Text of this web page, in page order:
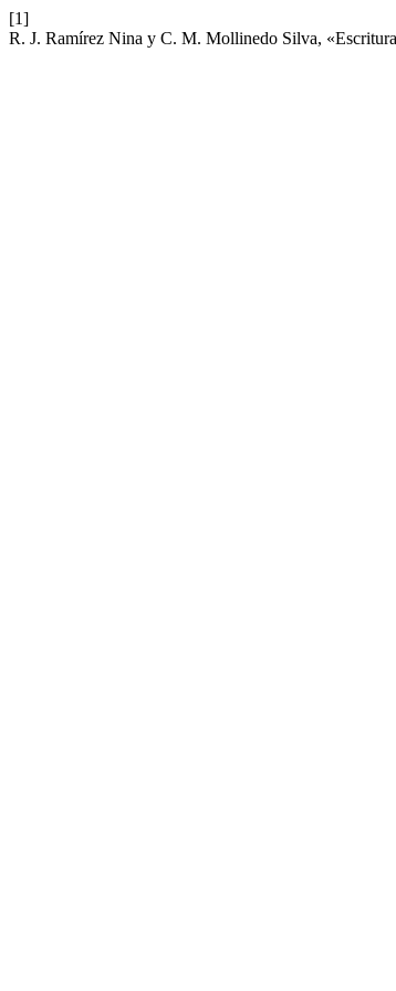
[1]
R. J. Ramírez Nina y C. M. Mollinedo Silva,